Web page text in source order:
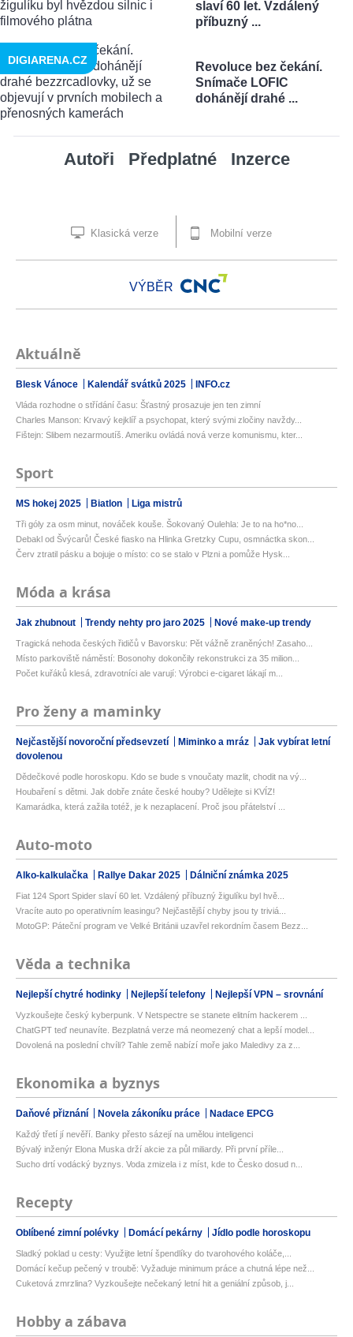
slaví 60 let. Vzdálený
příbuzný ...
Revoluce bez čekání.
Snímače LOFIC
dohánějí drahé ...
DIGIARENA.CZ
Autoři Předplatné Inzerce
Klasická verze Mobilní verze
VÝBĚR
Aktuálně
Blesk Vánoce Kalendář svátků 2025 INFO.cz
Vláda rozhodne o střídání času: Šťastný prosazuje jen ten zimní
Charles Manson: Krvavý kejklíř a psychopat, který svými zločiny navždy...
Fištejn: Slibem nezarmoutíš. Ameriku ovládá nová verze komunismu, kter...
Sport
MS hokej 2025 Biatlon Liga mistrů
Tři góly za osm minut, nováček kouše. Šokovaný Oulehla: Je to na ho*no...
Debakl od Švýcarů! České fiasko na Hlinka Gretzky Cupu, osmnáctka skon...
Červ ztratil pásku a bojuje o místo: co se stalo v Plzni a pomůže Hysk...
Móda a krása
Jak zhubnout Trendy nehty pro jaro 2025 Nové make-up trendy
Tragická nehoda českých řidičů v Bavorsku: Pět vážně zraněných! Zasaho...
Místo parkoviště náměstí: Bosonohy dokončily rekonstrukci za 35 milion...
Počet kuřáků klesá, zdravotníci ale varují: Výrobci e-cigaret lákají m...
Pro ženy a maminky
Nejčastější novoroční předsevzetí Miminko a mráz
Jak vybírat letní
dovolenou
Dědečkové podle horoskopu. Kdo se bude s vnoučaty mazlit, chodit na vý...
Houbaření s dětmi. Jak dobře znáte české houby? Udělejte si KVÍZ!
Kamarádka, která zažila totéž, je k nezaplacení. Proč jsou přátelství ...
Auto-moto
Alko-kalkulačka Rallye Dakar 2025 Dálniční známka 2025
Fiat 124 Sport Spider slaví 60 let. Vzdálený příbuzný žigulíku byl hvě...
Vracíte auto po operativním leasingu? Nejčastější chyby jsou ty triviá...
MotoGP: Páteční program ve Velké Británii uzavřel rekordním časem Bezz...
Věda a technika
Nejlepší chytré hodinky Nejlepší telefony Nejlepší VPN – srovnání
Vyzkoušejte český kyberpunk. V Netspectre se stanete elitním hackerem ...
ChatGPT teď neunavíte. Bezplatná verze má neomezený chat a lepší model...
Dovolená na poslední chvíli? Tahle země nabízí moře jako Maledivy za z...
Ekonomika a byznys
Daňové přiznání Novela zákoníku práce Nadace EPCG
Každý třetí jí nevěří. Banky přesto sázejí na umělou inteligenci
Bývalý inženýr Elona Muska drží akcie za půl miliardy. Při první příle...
Sucho drtí vodácký byznys. Voda zmizela i z míst, kde to Česko dosud n...
Recepty
Oblíbené zimní polévky Domácí pekárny Jídlo podle horoskopu
Sladký poklad u cesty: Využijte letní špendlíky do tvarohového koláče,...
Domácí kečup pečený v troubě: Vyžaduje minimum práce a chutná lépe než...
Cuketová zmrzlina? Vyzkoušejte nečekaný letní hit a geniální způsob, j...
Hobby a zábava